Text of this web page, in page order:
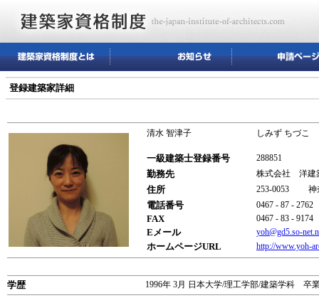
登録建築家詳細
清水 智津子 しみず ちづこ
一級建築士登録番号 288851
勤務先 株式会社 洋
住所 253-0053 神
電話番号 0467 - 87 - 2762
FAX 0467 - 83 - 9174
Eメール yoh@gd5.so-
ホームページURL http://www.yoh-
学歴 1996年 3月 日本大学/理工学部/建築学科 卒